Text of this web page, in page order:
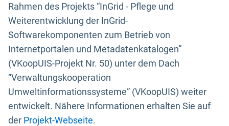
Rahmen des Projekts “InGrid - Pflege und
Weiterentwicklung der InGrid-
Softwarekomponenten zum Betrieb von
Internetportalen und Metadatenkatalogen”
(VKoopUIS-Projekt Nr. 50) unter dem Dach
“Verwaltungskooperation
Umweltinformationssysteme” (VKoopUIS) weiter
entwickelt. Nähere Informationen erhalten Sie auf
der Projekt-Webseite.